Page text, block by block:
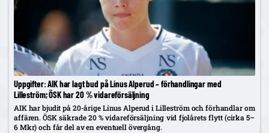
Uppgifter: AIK har lagt bud på Linus Alperud – förhandlingar med
Lilleström; ÖSK har 20 % vidareförsäljning
AIK har bjudit på 20-årige Linus Alperud i Lilleström och förhandlar om
affären. ÖSK säkrade 20 % vidareförsäljning vid fjolårets flytt (cirka 5–
6 Mkr) och får del av en eventuell övergång.